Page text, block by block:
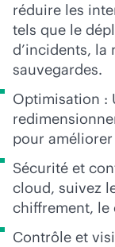
réduire les
tels que le
d’incidents, la
sauvegardes.
Optimisation :
pour
Sécurité et
cloud, suivez
chiffrement, le
Contrôle et